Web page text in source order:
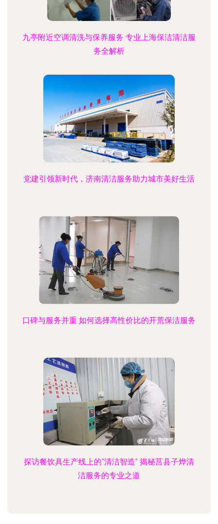
九亭附近空调清洗与保养服务 专业上海保洁清洁服
务全解析
党建引领新时代，济南清洁服务助力城市美好生活
口碑与服务并重 如何选择高性价比的开荒保洁服务
探访餐饮具生产线上的“清洁智造” 揭秘莒县子烨清
洁服务的专业之道